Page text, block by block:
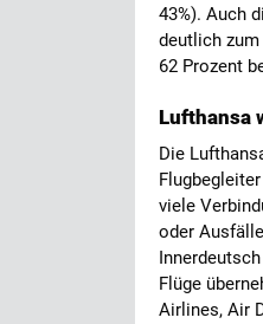
43%). Auch
deutlich zum
62 Prozent
Lufthansa
Die
viele
oder
Flüge
Airlines, Air